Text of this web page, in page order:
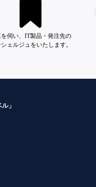
伺い、IT製品・発注先の
ェルジュをいたします。
」